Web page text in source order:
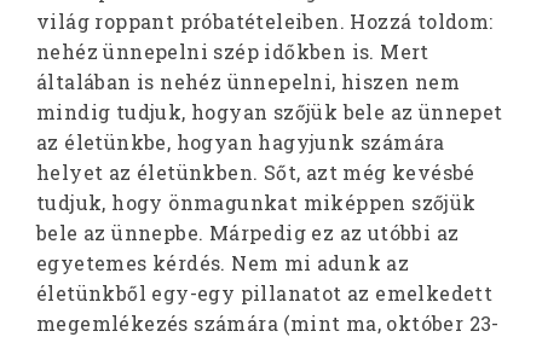
világ roppant próbatételeiben. Hozzá toldom:
nehéz ünnepelni szép időkben is. Mert
általában is nehéz ünnepelni, hiszen nem
mindig tudjuk, hogyan szőjük bele az ünnepet
az életünkbe, hogyan hagyjunk számára
helyet az életünkben. Sőt, azt még kevésbé
tudjuk, hogy önmagunkat miképpen szőjük
bele az ünnepbe. Márpedig ez az utóbbi az
egyetemes kérdés. Nem mi adunk az
életünkből egy-egy pillanatot az emelkedett
megemlékezés számára (mint ma, október 23-